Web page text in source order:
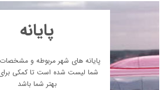
پایانه
پایانه های شهر مربوطه و مشخصات
شما لیست شده است تا کمکی
بهتر شما باشد